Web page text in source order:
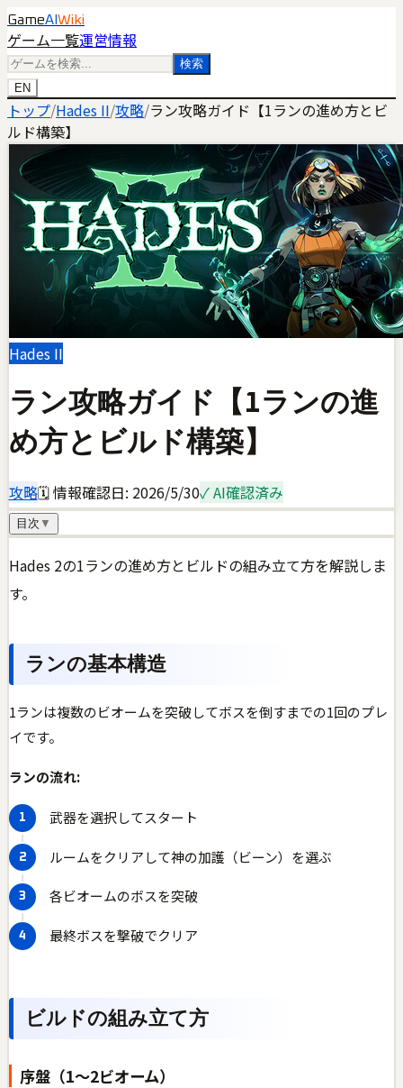
GameAI Wiki
ゲーム一覧運営情報
検索
EN
トップ/Hades II/攻略/ラン攻略ガイド【1ランの進め方とビ
ルド構築】
Hades II
ラン攻略ガイド【1ランの進
め方とビルド構築】
攻略🗓 情報確認日: 2026/5/30✓ AI確認済み
目次 ▼
Hades 2の1ランの進め方とビルドの組み立て方を解説しま
す。
ランの基本構造
1ランは複数のビオームを突破してボスを倒すまでの1回のプレ
イです。
ランの流れ:
武器を選択してスタート
ルームをクリアして神の加護（ビーン）を選ぶ
各ビオームのボスを突破
最終ボスを撃破でクリア
ビルドの組み立て方
序盤（1〜2ビオーム）